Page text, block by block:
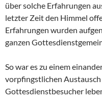
über solche Erfahrungen
letzter Zeit den Himmel
Erfahrungen wurden
ganzen
So war es zu einem
vorpfingstlichen Austausch
Gottesdienstbesucher